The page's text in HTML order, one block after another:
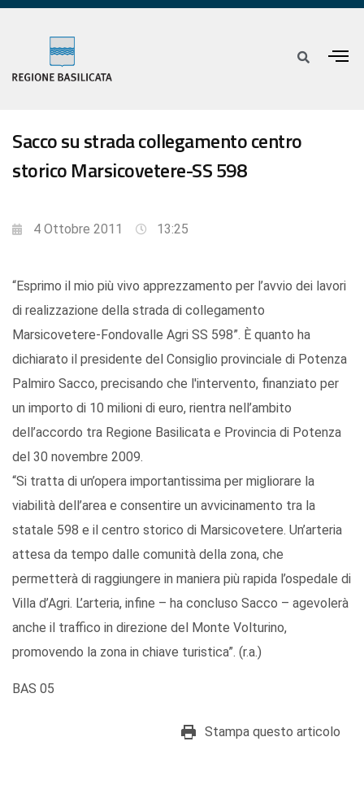
Sacco su strada collegamento centro
storico Marsicovetere-SS 598
4 Ottobre 2011 13:25
“Esprimo il mio più vivo apprezzamento per l’avvio dei lavori
di realizzazione della strada di collegamento
Marsicovetere-Fondovalle Agri SS 598”. È quanto ha
dichiarato il presidente del Consiglio provinciale di Potenza
Palmiro Sacco, precisando che l'intervento, finanziato per
un importo di 10 milioni di euro, rientra nell’ambito
dell’accordo tra Regione Basilicata e Provincia di Potenza
del 30 novembre 2009.
“Si tratta di un’opera importantissima per migliorare la
viabilità dell’area e consentire un avvicinamento tra la
statale 598 e il centro storico di Marsicovetere. Un’arteria
attesa da tempo dalle comunità della zona, che
permetterà di raggiungere in maniera più rapida l’ospedale di
Villa d’Agri. L’arteria, infine – ha concluso Sacco – agevolerà
anche il traffico in direzione del Monte Volturino,
promovendo la zona in chiave turistica”. (r.a.)
BAS 05
Stampa questo articolo